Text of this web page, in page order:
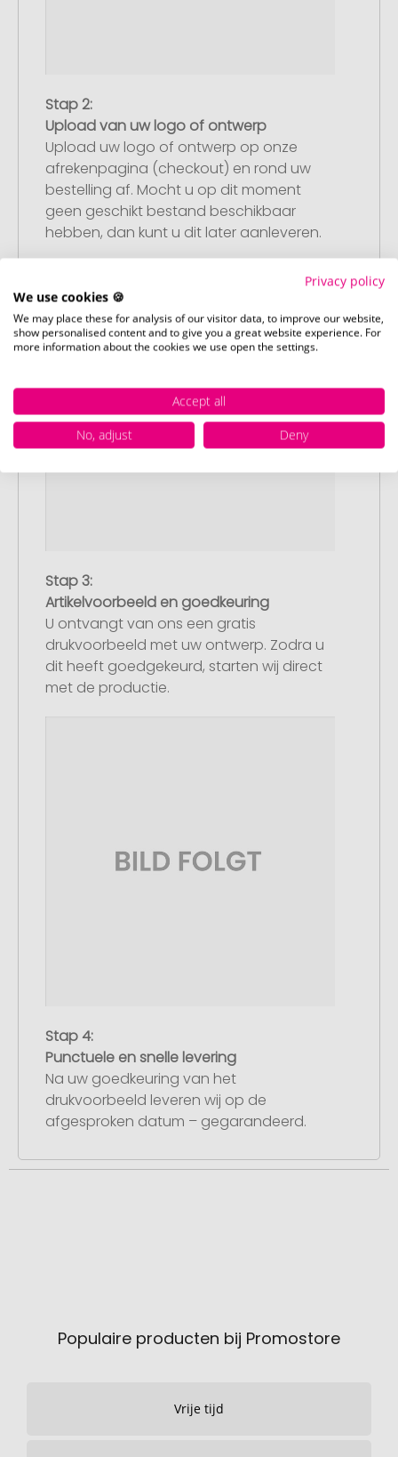
Stap 2:
Upload van uw logo of ontwerp
Upload uw logo of ontwerp op onze
afrekenpagina (checkout) en rond uw
bestelling af. Mocht u op dit moment
geen geschikt bestand beschikbaar
hebben, dan kunt u dit later aanleveren.
Stap 3:
Artikelvoorbeeld en goedkeuring
U ontvangt van ons een gratis
drukvoorbeeld met uw ontwerp. Zodra u
dit heeft goedgekeurd, starten wij direct
met de productie.
Stap 4:
Punctuele en snelle levering
Na uw goedkeuring van het
drukvoorbeeld leveren wij op de
afgesproken datum – gegarandeerd.
Populaire producten bij Promostore
Vrije tijd
Privacy policy
We use cookies 🍪
We may place these for analysis of our visitor data, to improve our website,
show personalised content and to give you a great website experience. For
more information about the cookies we use open the settings.
Accept all
No, adjust
Deny